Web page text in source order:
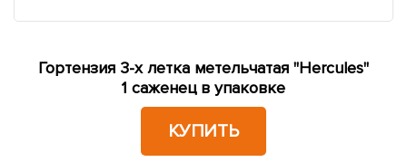
Гортензия 3-х летка метельчатая "Hercules"
1 саженец в упаковке
КУПИТЬ